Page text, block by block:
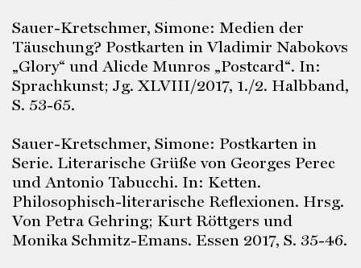
Sauer-Kretschmer, Simone: Medien der
Täuschung? Postkarten in Vladimir Nabokovs
„Glory“ und Alicde Munros „Postcard“. In:
Sprachkunst; Jg. XLVIII/2017, 1./2. Halbband,
S. 53-65.
Sauer-Kretschmer, Simone: Postkarten in
Serie. Literarische Grüße von Georges Perec
und Antonio Tabucchi. In: Ketten.
Philosophisch-literarische Reflexionen. Hrsg.
Von Petra Gehring; Kurt Röttgers und
Monika Schmitz-Emans. Essen 2017, S. 35-46.